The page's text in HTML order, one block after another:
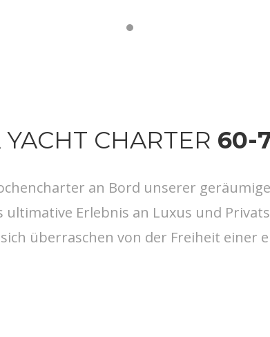
CHARTER 60-
an Bord unserer
Erlebnis an Luxus und
überraschen von der Freiheit einer